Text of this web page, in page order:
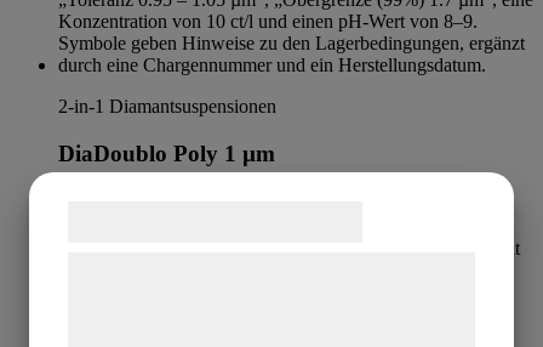
2-in-1 Diamantsuspensionen
DiaDoublo Poly 1 µm